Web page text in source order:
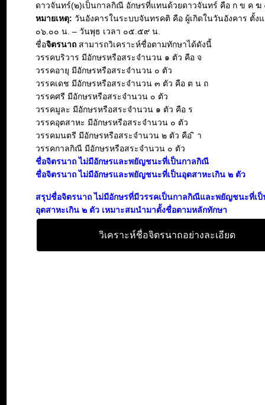
ดาวจันทร์(๒)เป็นกาลกิณี อักษรที่แทนด้วยดาวจันทร์ คือ ก ข ค ฆ
หมายเหตุ: วันอังคารในระบบจันทรคติ คือ ผู้เกิดในวันอังคาร ตั้งแ
๐๖.๐๐ น. – วันพุธ เวลา ๐๕.๕๙ น.
ชื่อจิตรนาถ สามารถวิเคราะห์ชื่อตามทักษาได้ดังนี้
วรรคบริวาร มีอักษรหรือสระจำนวน ๑ ตัว คือ จ
วรรคอายุ มีอักษรหรือสระจำนวน ๐ ตัว
วรรคเดช มีอักษรหรือสระจำนวน ๓ ตัว คือ ต น ถ
วรรคศรี มีอักษรหรือสระจำนวน ๐ ตัว
วรรคมูละ มีอักษรหรือสระจำนวน ๑ ตัว คือ ร
วรรคอุตสาหะ มีอักษรหรือสระจำนวน ๐ ตัว
วรรคมนตรี มีอักษรหรือสระจำนวน ๒ ตัว คือ ิ า
วรรคกาลกิณี มีอักษรหรือสระจำนวน ๐ ตัว
ชื่อจิตรนาถ ไม่มีอักษรและพยัญชนะที่เป็นกาลกิณี
ชื่อจิตรนาถ ไม่มีอักษรและพยัญชนะที่เป็นอุตสาหะเกิน ๒ ตัว
สรุปชื่อจิตรนาถ ไม่มีอักษรที่มีวรรคเป็นกาลกิณีและพยัญชนะที่เป็
อุตสาหะเกิน ๒ ตัว เหมาะสมนำมาตั้งชื่อตามหลักทักษา
วิเคราะห์ชื่อจิตรนาถอย่างละเอียด